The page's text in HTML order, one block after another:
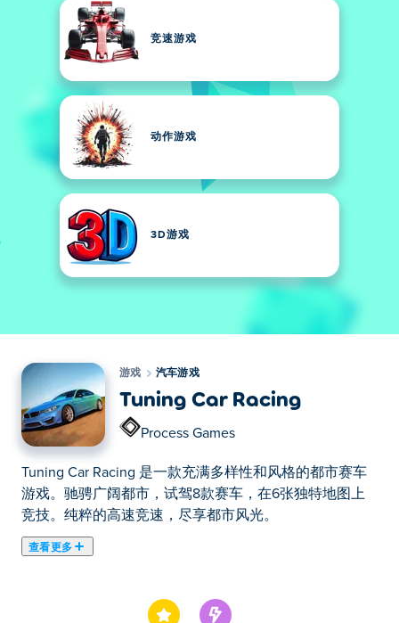
竞速游戏
动作游戏
3D游戏
游戏 汽车游戏
Tuning Car Racing
Process Games
Tuning Car Racing 是一款充满多样性和风格的都市赛车
游戏。驰骋广阔都市，试驾8款赛车，在6张独特地图上
竞技。纯粹的高速竞速，尽享都市风光。
查看更多
彩纷呈、各具特色的赛道上展开激烈角逐。穿梭于繁华的